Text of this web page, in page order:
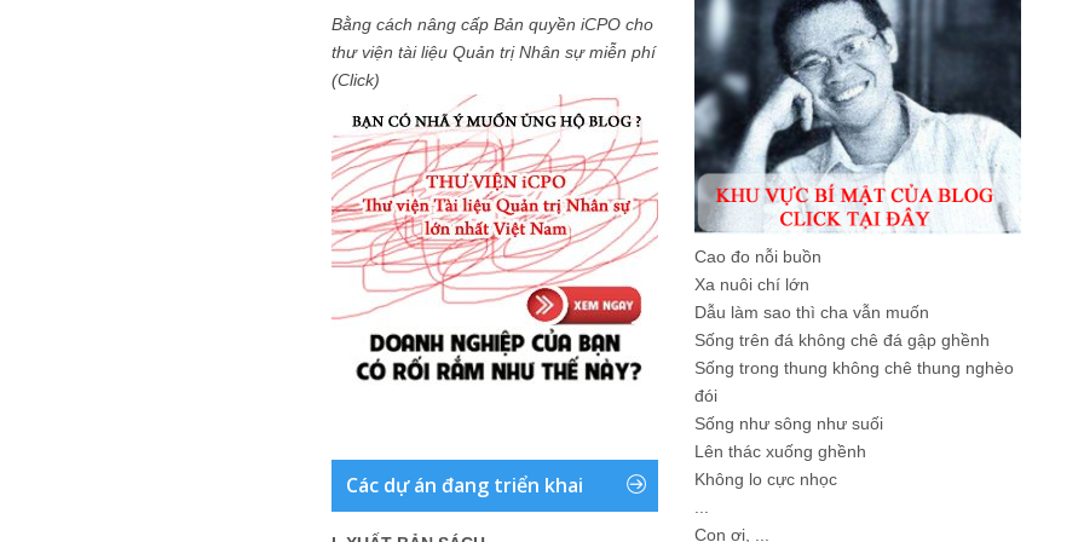
Bằng cách nâng cấp Bản quyền iCPO cho
thư viện tài liệu Quản trị Nhân sự miễn phí
(Click)
Các dự án đang triển khai
Cao đo nỗi buồn
Xa nuôi chí lớn
Dẫu làm sao thì cha vẫn muốn
Sống trên đá không chê đá gập ghềnh
Sống trong thung không chê thung nghèo
đói
Sống như sông như suối
Lên thác xuống ghềnh
Không lo cực nhọc
Con ơi, ...